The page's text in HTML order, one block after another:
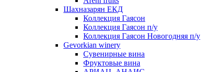
Шахназарян ЕКД
Коллекция Гаясон
Коллекция Гаясон п/у
Коллекция Гаясон Новогодняя п/у
Gevorkian winery
Сувенирные вина
Фруктовые вина